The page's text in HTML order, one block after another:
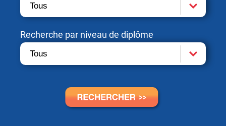
Recherche par niveau de diplôme